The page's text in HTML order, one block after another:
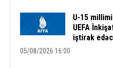
U-15
UEFA
iştirak
05/08/2026 16:00